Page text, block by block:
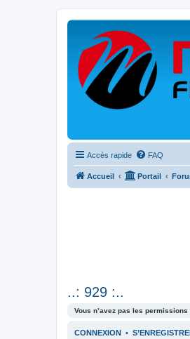
Accès rapide FAQ
Accueil Portail
..: 929 :..
Vous n’avez pas les
CONNEXION •